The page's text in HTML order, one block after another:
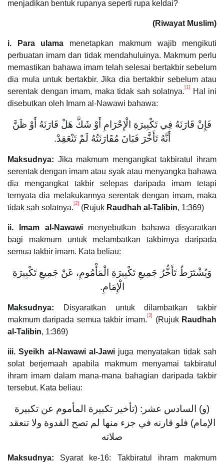
menjadikan bentuk rupanya seperti rupa keldai?
(Riwayat Muslim)
i. Para ulama menetapkan makmum wajib mengikuti
perbuatan imam dan tidak mendahuluinya. Makmum perlu
memastikan bahawa imam telah selesai bertakbir sebelum
dia mula untuk bertakbir. Jika dia bertakbir sebelum atau
serentak dengan imam, maka tidak sah solatnya. [1]
Hal ini
disebutkan oleh Imam al-Nawawi bahawa:
فَإِنْ قَارَنَهُ فِي تَكْبِيرَةِ الْإِحْرَامِ أَوْ شَكَّ هَلْ قَارَنَهُ أَوْ ظَنَّ
أَنَّهُ تَأَخَّرَ فَبَانَ مُقَارَنَتُهُ لَمْ تَنْعَقِدْ.
Maksudnya: Jika makmum mengangkat takbiratul ihram
serentak dengan imam atau syak atau menyangka bahawa
dia mengangkat takbir selepas daripada imam tetapi
ternyata dia melakukannya serentak dengan imam, maka
tidak sah solatnya. [2] (Rujuk Raudhah al-Talibin, 1:369)
ii. Imam al-Nawawimenyebutkan bahawa disyaratkan
bagi makmum untuk melambatkan takbirnya daripada
semua takbir imam. Kata beliau:
وَيُشْتَرَطُ تَأَخُّرُ جَمِيعِ تَكْبِيرَةِ الْمَأْمُومِ، عَنْ جَمِيعِ تَكْبِيرَةِ
الْإِمَامِ.
Maksudnya:
Disyaratkan untuk dilambatkan takbir
makmum daripada semua takbir imam.[3] (Rujuk Raudhah
al-Talibin, 1:369)
iii. Syeikh al-Nawawi al-Jawijuga menyatakan tidak sah
solat berjemaah apabila makmum menyamai takbiratul
ihram imam dalam mana-mana bahagian daripada takbir
tersebut. Kata beliau:
(و) السادس عشر: (تأخير تكبيرة المأموم عن تكبيرة
الإمام) فلو قارنه في جزء منها لم تصح القدوة ولا تنعقد
صلاته
Maksudnya: Syarat ke-16: Takbiratul ihram makmum